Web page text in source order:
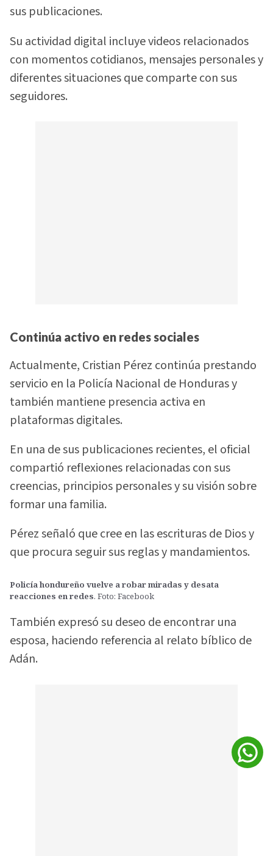
sus publicaciones.
Su actividad digital incluye videos relacionados
con momentos cotidianos, mensajes personales y
diferentes situaciones que comparte con sus
seguidores.
Continúa activo en redes sociales
Actualmente, Cristian Pérez continúa prestando
servicio en la Policía Nacional de Honduras y
también mantiene presencia activa en
plataformas digitales.
En una de sus publicaciones recientes, el oficial
compartió reflexiones relacionadas con sus
creencias, principios personales y su visión sobre
formar una familia.
Pérez señaló que cree en las escrituras de Dios y
que procura seguir sus reglas y mandamientos.
Policía hondureño vuelve a robar miradas y desata
reacciones en redes. Foto: Facebook
También expresó su deseo de encontrar una
esposa, haciendo referencia al relato bíblico de
Adán.